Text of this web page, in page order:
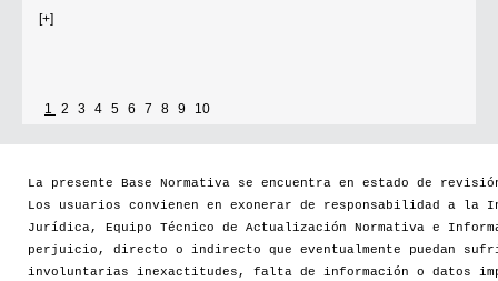
[+]
1 2 3 4 5 6 7 8 9 10
La presente Base Normativa se encuentra en estado de
Los usuarios convienen en exonerar de responsabilidad a la
Jurídica, Equipo Técnico de Actualización Normativa e
perjuicio, directo o indirecto que eventualmente puedan
involuntarias inexactitudes, falta de información o datos